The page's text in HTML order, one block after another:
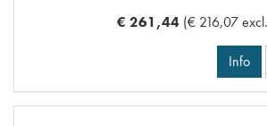
€ 261,44 (€ 216,07
Info